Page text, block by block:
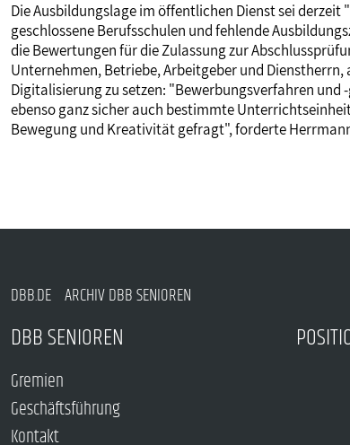
Die Ausbildungslage im öffentlichen Dienst sei
geschlossene Berufsschulen und fehlende
die Bewertungen für die Zulassung zur
Unternehmen, Betriebe, Arbeitgeber und
Digitalisierung zu setzen: "Bewerbungsverfahren
ebenso ganz sicher auch bestimmte
Bewegung und Kreativität gefragt", forderte
DBB.DE ARCHIV DBB SENIOREN
DBB SENIOREN
Gremien
Geschäftsführung
Kontakt